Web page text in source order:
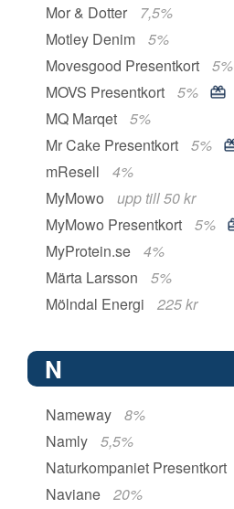
Mor & Dotter
7,5%
Motley Denim
5%
Movesgood Presentkort
5%
MOVS Presentkort
5%
MQ Marqet
5%
Mr Cake Presentkort
5%
mResell
4%
MyMowo
upp till 50 kr
MyMowo Presentkort
5%
MyProtein.se
4%
Märta Larsson
5%
Mölndal Energi
225 kr
N
Nameway
8%
Namly
5,5%
Naturkompaniet Presentkort
Naviane
20%